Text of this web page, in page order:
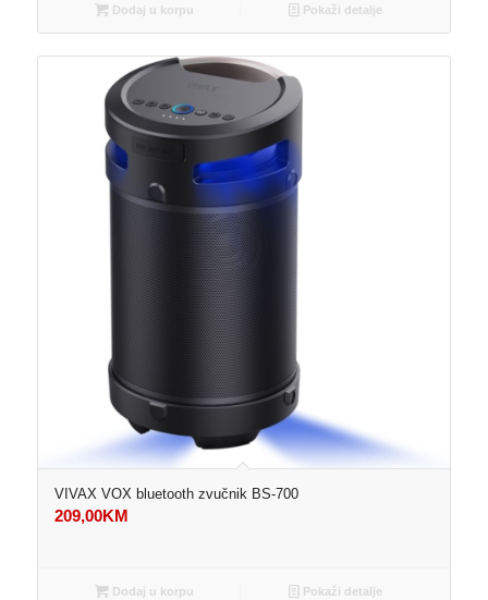
Dodaj u korpu Pokaži detalje
VIVAX VOX bluetooth zvučnik BS-700
209,00KM
Dodaj u korpu Pokaži detalje